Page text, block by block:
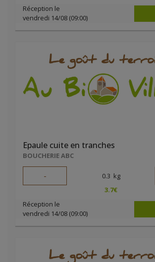
Réception le
vendredi 14/08 (09:00)
Epaule cuite en tranches
BOUCHERIE ABC
- 0.3 kg
3.7€
Réception le
vendredi 14/08 (09:00)